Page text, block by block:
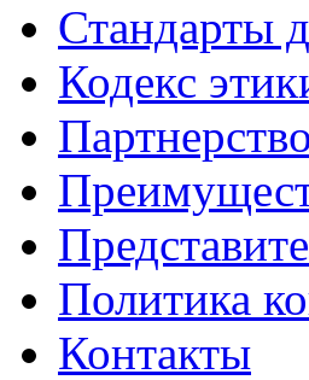
Стандарты
Кодекс
Партнерство
Политика
Контакты